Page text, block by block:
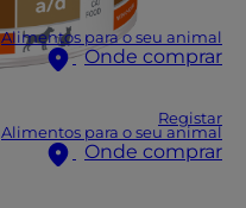
Alimentos para o seu animal
Onde comprar
Registar
Alimentos para o seu animal
Onde comprar